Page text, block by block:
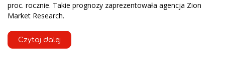
proc. rocznie. Takie prognozy zaprezentowała agencja Zion
Market Research.
Czytaj dalej